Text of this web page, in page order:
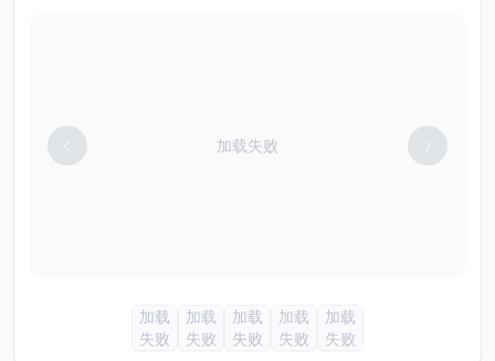
加载失败
加载
失败
加载
失败
加载
失败
加载
失败
加载
失败